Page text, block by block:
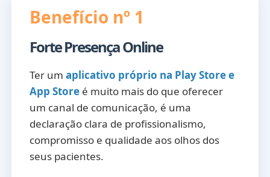
Benefício nº 1
Forte Presença Online
Ter um aplicativo próprio na Play Store e
App Store é muito mais do que oferecer
um canal de comunicação, é uma
declaração clara de profissionalismo,
compromisso e qualidade aos olhos dos
seus pacientes.